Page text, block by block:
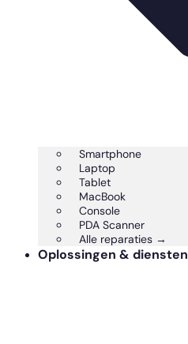
Smartphone
Laptop
Tablet
MacBook
Console
PDA Scanner
Alle reparaties →
Oplossingen & diensten